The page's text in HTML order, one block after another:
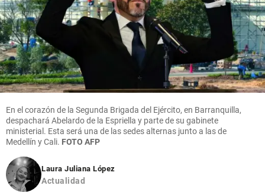
En el corazón de la Segunda Brigada del Ejército, en Barranquilla,
despachará Abelardo de la Espriella y parte de su gabinete
ministerial. Esta será una de las sedes alternas junto a las de
Medellín y Cali. FOTO AFP
Laura Juliana López
Actualidad